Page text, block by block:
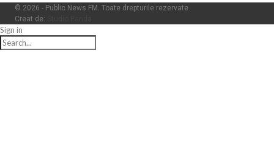
© 2026 - Public News FM. Toate drepturile rezervate.
Creat de:
Sign in